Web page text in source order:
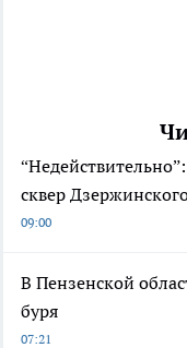
сквер
09:00
В Пензенской
буря
07:21